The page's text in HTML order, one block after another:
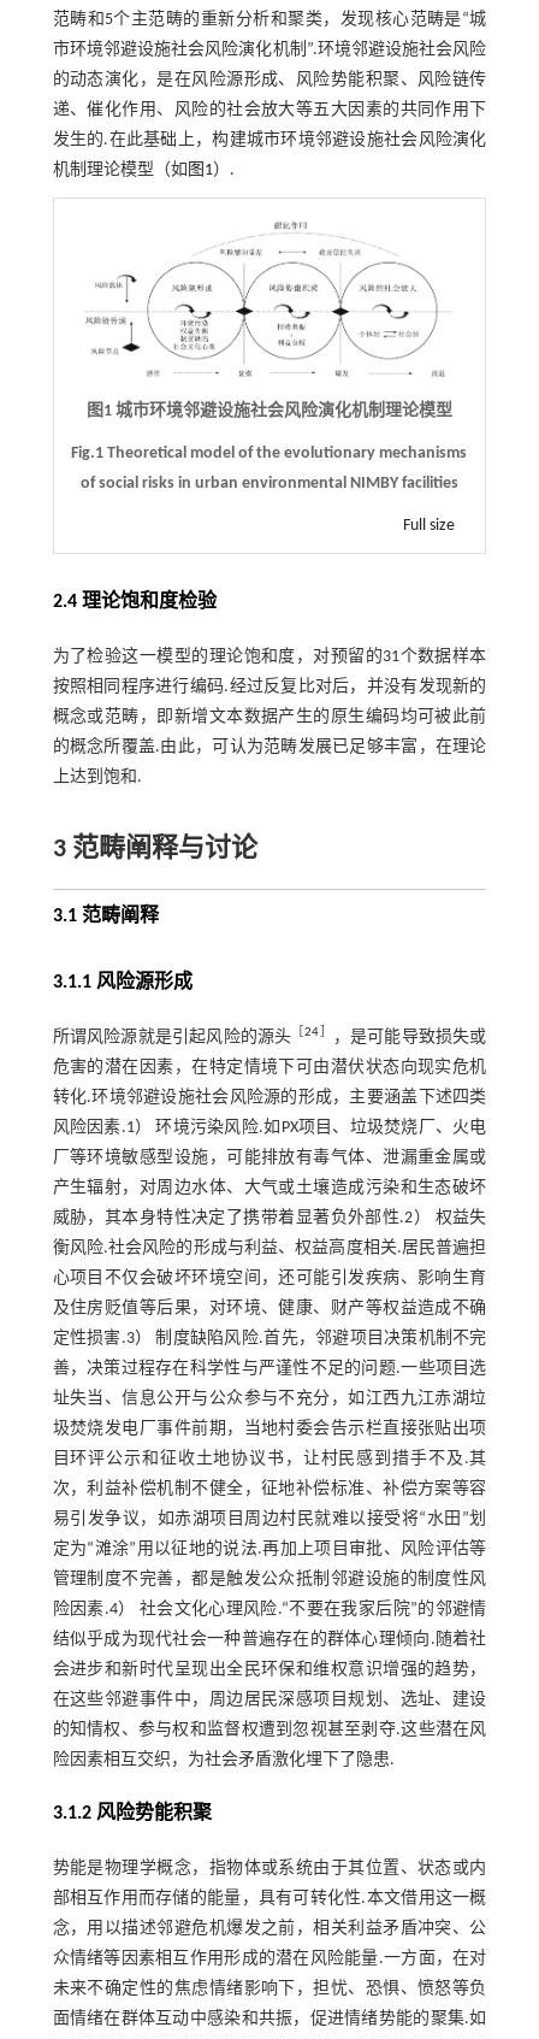
范畴和5个主范畴的重新分析和聚类，发现核心范畴是“城
市环境邻避设施社会风险演化机制”.环境邻避设施社会风险
的动态演化，是在风险源形成、风险势能积聚、风险链传
递、催化作用、风险的社会放大等五大因素的共同作用下
发生的.在此基础上，构建城市环境邻避设施社会风险演化
机制理论模型（如 图1）.
图1 城市环境邻避设施社会风险演化机制理论模型
Fig.1 Theoretical model of the evolutionary mechanisms
of social risks in urban environmental NIMBY facilities
Full size
2.4 理论饱和度检验
为了检验这一模型的理论饱和度，对预留的31个数据样本
按照相同程序进行编码.经过反复比对后，并没有发现新的
概念或范畴，即新增文本数据产生的原生编码均可被此前
的概念所覆盖.由此，可认为范畴发展已足够丰富，在理论
上达到饱和.
3 范畴阐释与讨论
3.1 范畴阐释
3.1.1 风险源形成
所谓风险源就是引起风险的源头 ［24］
，是可能导致损失或
危害的潜在因素，在特定情境下可由潜伏状态向现实危机
转化.环境邻避设施社会风险源的形成，主要涵盖下述四类
风险因素.1） 环境污染风险.如PX项目、垃圾焚烧厂、火电
厂等环境敏感型设施，可能排放有毒气体、泄漏重金属或
产生辐射，对周边水体、大气或土壤造成污染和生态破坏
威胁，其本身特性决定了携带着显著负外部性.2） 权益失
衡风险.社会风险的形成与利益、权益高度相关.居民普遍担
心项目不仅会破坏环境空间，还可能引发疾病、影响生育
及住房贬值等后果，对环境、健康、财产等权益造成不确
定性损害.3） 制度缺陷风险.首先，邻避项目决策机制不完
善，决策过程存在科学性与严谨性不足的问题.一些项目选
址失当、信息公开与公众参与不充分，如江西九江赤湖垃
圾焚烧发电厂事件前期，当地村委会告示栏直接张贴出项
目环评公示和征收土地协议书，让村民感到措手不及.其
次，利益补偿机制不健全，征地补偿标准、补偿方案等容
易引发争议，如赤湖项目周边村民就难以接受将“水田”划
定为“滩涂”用以征地的说法.再加上项目审批、风险评估等
管理制度不完善，都是触发公众抵制邻避设施的制度性风
险因素.4） 社会文化心理风险.“不要在我家后院”的邻避情
结似乎成为现代社会一种普遍存在的群体心理倾向.随着社
会进步和新时代呈现出全民环保和维权意识增强的趋势，
在这些邻避事件中，周边居民深感项目规划、选址、建设
的知情权、参与权和监督权遭到忽视甚至剥夺.这些潜在风
险因素相互交织，为社会矛盾激化埋下了隐患.
3.1.2 风险势能积聚
势能是物理学概念，指物体或系统由于其位置、状态或内
部相互作用而存储的能量，具有可转化性.本文借用这一概
念，用以描述邻避危机爆发之前，相关利益矛盾冲突、公
众情绪等因素相互作用形成的潜在风险能量.一方面，在对
未来不确定性的焦虑情绪影响下，担忧、恐惧、愤怒等负
面情绪在群体互动中感染和共振，促进情绪势能的聚集.如